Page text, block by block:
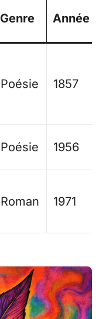
Genre Année
Poésie 1857
Poésie 1956
Roman 1971